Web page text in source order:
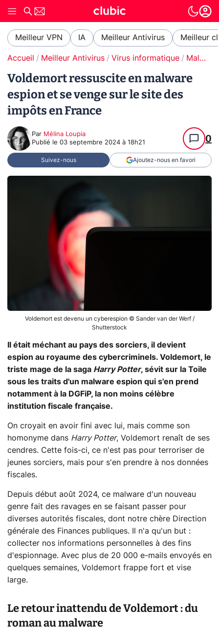
Meilleur VPN IA Meilleur Antivirus Meilleur
Accueil Meilleur Antivirus Virus informatique Malware / Ransomware
Voldemort ressuscite en malware
espion et se venge sur le site des
impôts en France
Par Mélina Loupia
Publié le 03 septembre 2024 à 18h21 0
Suivez-nous Ajoutez-nous en favori
Voldemort est devenu un cyberespion © Sander van der Werf /
Shutterstock
Il était méchant au pays des sorciers, il devient
espion au royaume des cybercriminels. Voldemort, le
triste mage de la saga Harry Potter, sévit sur la Toile
sous les traits d'un malware espion qui s'en prend
notamment à la DGFiP, la non moins célèbre
institution fiscale française.
On croyait en avoir fini avec lui, mais comme son
homonyme dans Harry Potter, Voldemort renaît de ses
cendres. Cette fois-ci, ce n'est pas pour terroriser de
jeunes sorciers, mais pour s'en prendre à nos données
fiscales.
Depuis début août 2024, ce malware d'un nouveau
genre fait des ravages en se faisant passer pour
diverses autorités fiscales, dont notre chère Direction
générale des Finances publiques. Il n'a qu'un but :
collecter nos informations personnelles à des fins
d'espionnage. Avec plus de 20 000 e-mails envoyés en
quelques semaines, Voldemort frappe fort et vise
large.
Le retour inattendu de Voldemort : du
roman au malware